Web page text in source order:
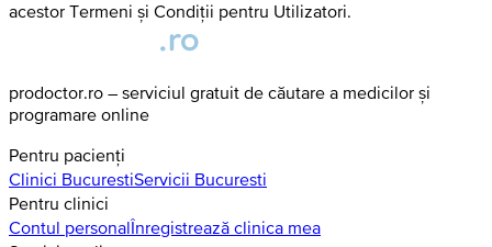
acestor Termeni și Condiții pentru Utilizatori.
prodoctor.ro – serviciul gratuit de căutare a medicilor și
programare online
Pentru pacienți
Clinici BucurestiServicii Bucuresti
Pentru clinici
Contul personalÎnregistrează clinica mea